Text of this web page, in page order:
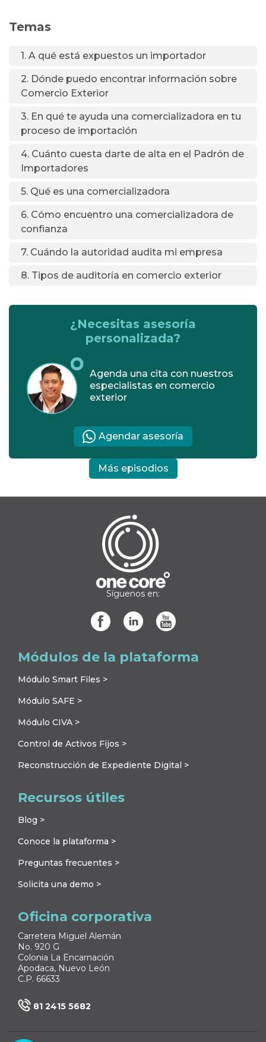
Temas
1. A qué está expuestos un importador
2. Dónde puedo encontrar información sobre
Comercio Exterior
3. En qué te ayuda una comercializadora en tu
proceso de importación
4. Cuánto cuesta darte de alta en el Padrón de
Importadores
5. Qué es una comercializadora
6. Cómo encuentro una comercializadora de
confianza
7. Cuándo la autoridad audita mi empresa
8. Tipos de auditoría en comercio exterior
10. Responsabilidades de un agente aduanal
11. ¿El sistema de comercio exterior está
pensado sólo para las grandes empresas?
12. Cómo saber los riesgos que tiene una
PYME con sus operaciones de comercio
exterior
¿Necesitas asesoría
personalizada?
Agenda una cita con nuestros
especialistas en comercio
exterior
Agendar asesoría
Más episodios
Síguenos en:
Módulos de la plataforma
Módulo Smart Files >
Módulo SAFE >
Módulo CIVA >
Control de Activos Fijos >
Reconstrucción de Expediente Digital >
Recursos útiles
Blog >
Conoce la plataforma >
Preguntas frecuentes >
Solicita una demo >
Oficina corporativa
Carretera Miguel Alemán
No. 920 G
Colonia La Encarnación
Apodaca, Nuevo León
C.P. 66633
81 2415 5682